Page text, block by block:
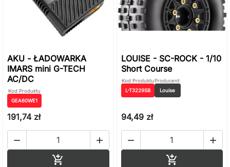
AKU - ŁADOWARKA
IMARS mini G-TECH
AC/DC
Kod Produktu
GEA60WE1
191,74 zł
 

LOUISE - SC-ROCK - 1/10
Short Course
Kod Produktu
L-T3229SB
Producent:
Louise
94,49 zł
 
